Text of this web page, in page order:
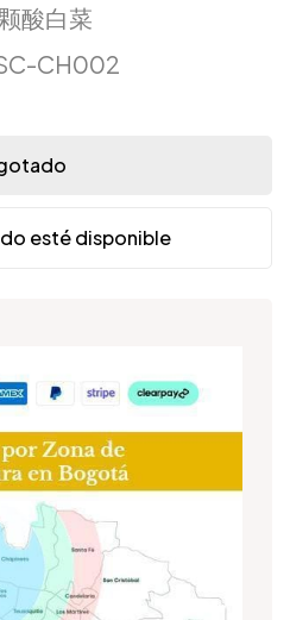
酸白菜
CH002
esté disponible